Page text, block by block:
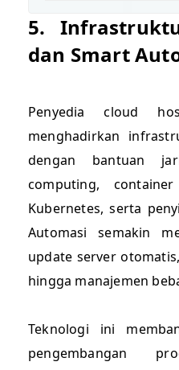
5.
dan Smart
Penyedia cloud
menghadirkan
dengan bantuan
computing,
Kubernetes, serta
Automasi semakin
update server
hingga manajemen
Teknologi ini
pengembangan